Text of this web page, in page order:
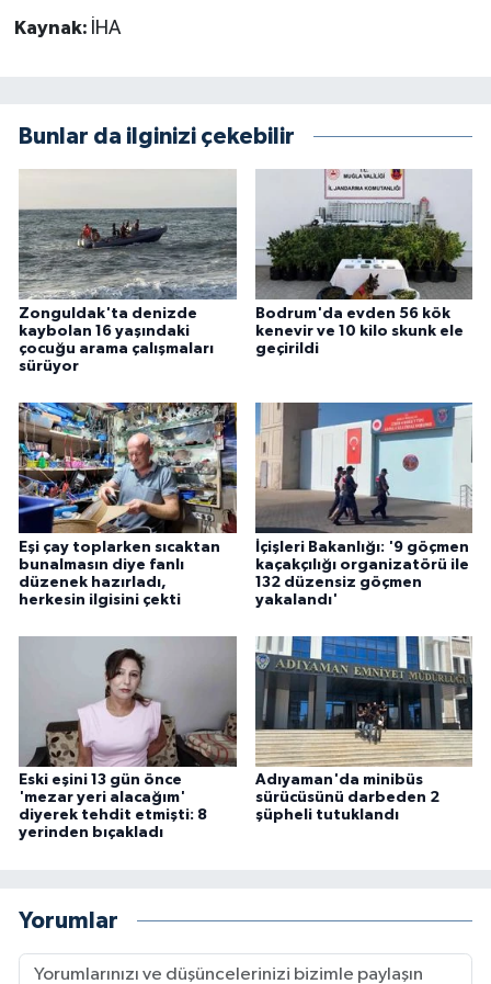
Kaynak: İHA
Bunlar da ilginizi çekebilir
Zonguldak'ta denizde
kaybolan 16 yaşındaki
çocuğu arama çalışmaları
sürüyor
Bodrum'da evden 56 kök
kenevir ve 10 kilo skunk ele
geçirildi
Eşi çay toplarken sıcaktan
bunalmasın diye fanlı
düzenek hazırladı,
herkesin ilgisini çekti
İçişleri Bakanlığı: '9 göçmen
kaçakçılığı organizatörü ile
132 düzensiz göçmen
yakalandı'
Eski eşini 13 gün önce
'mezar yeri alacağım'
diyerek tehdit etmişti: 8
yerinden bıçakladı
Adıyaman'da minibüs
sürücüsünü darbeden 2
şüpheli tutuklandı
Yorumlar